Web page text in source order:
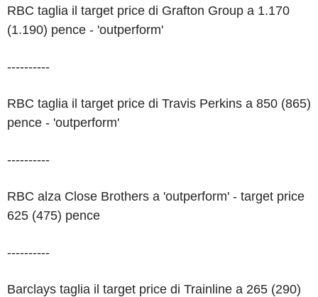
RBC taglia il target price di Grafton Group a 1.170
(1.190) pence - 'outperform'
----------
RBC taglia il target price di Travis Perkins a 850 (865)
pence - 'outperform'
----------
RBC alza Close Brothers a 'outperform' - target price
625 (475) pence
----------
Barclays taglia il target price di Trainline a 265 (290)